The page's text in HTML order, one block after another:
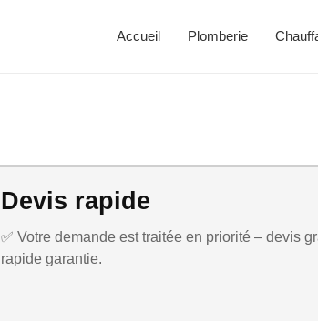
Accueil Plomberie
Devis rapide
✅ Votre demande est traitée en priorité – devis
rapide garantie.